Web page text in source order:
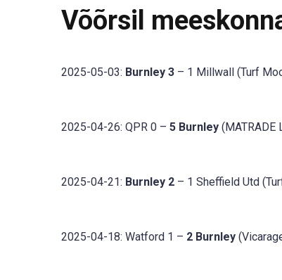
Võõrsil
2025-05-03: Burnley 3 – 1 Millwall (Turf
2025-04-26: QPR 0 – 5 Burnley (MATRADE
2025-04-21: Burnley 2 – 1 Sheffield Utd
2025-04-18: Watford 1 – 2 Burnley